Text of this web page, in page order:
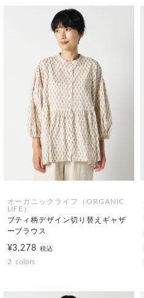
オーガニックライフ（ORGANIC
LIFE）
ブティ柄デザイン切り替えギャザ
ーブラウス
¥3,278税込
2 colors